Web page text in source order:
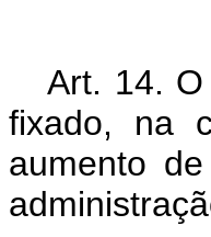
Art. 14.
fixado, na
aumento